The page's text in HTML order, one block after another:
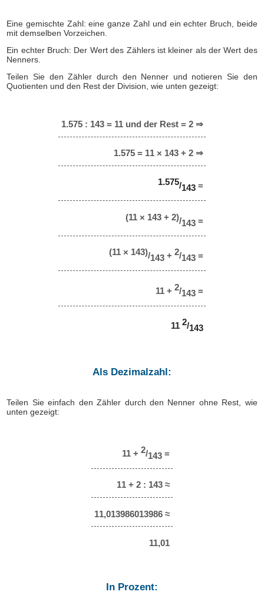
Eine gemischte Zahl: eine ganze Zahl und ein echter Bruch, beide
mit demselben Vorzeichen.
Ein echter Bruch: Der Wert des Zählers ist kleiner als der Wert des
Nenners.
Teilen Sie den Zähler durch den Nenner und notieren Sie den
Quotienten und den Rest der Division, wie unten gezeigt:
1.575 : 143 = 11 und der Rest = 2 ⇒
1.575 = 11 × 143 + 2 ⇒
1.575/143=
(11 × 143 + 2)/143=
(11 × 143)/143+ 2/143=
11 + 2/143=
11 2/143
Als Dezimalzahl:
Teilen Sie einfach den Zähler durch den Nenner ohne Rest, wie
unten gezeigt:
11 + 2/143 =
11 + 2 : 143 ≈
11,013986013986 ≈
11,01
In Prozent: